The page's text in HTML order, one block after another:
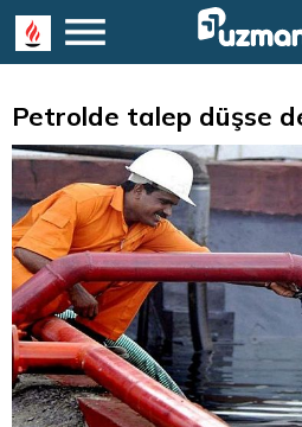
Petrolde talep düşse